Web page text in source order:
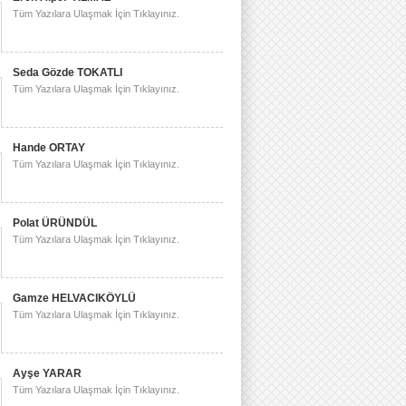
Tüm Yazılara Ulaşmak İçin Tıklayınız.
Seda Gözde TOKATLI
Tüm Yazılara Ulaşmak İçin Tıklayınız.
Hande ORTAY
Tüm Yazılara Ulaşmak İçin Tıklayınız.
Polat ÜRÜNDÜL
Tüm Yazılara Ulaşmak İçin Tıklayınız.
Gamze HELVACIKÖYLÜ
Tüm Yazılara Ulaşmak İçin Tıklayınız.
Ayşe YARAR
Tüm Yazılara Ulaşmak İçin Tıklayınız.